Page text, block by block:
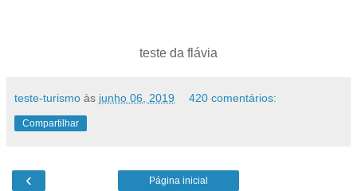
teste da flávia
teste-turismo às junho 06, 2019 420 comentários:
Compartilhar
‹ Página inicial